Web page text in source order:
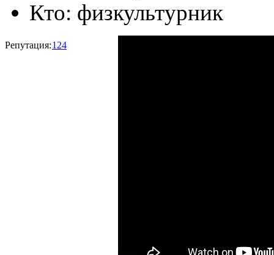
Кто: физкультурник
Репутация:124